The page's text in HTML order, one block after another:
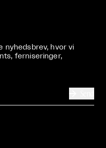
nyhedsbrev, hvor vi
ferniseringer,